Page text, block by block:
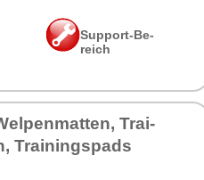
Sup­port-Be­
reich
Trai­
Trai­nings­pads